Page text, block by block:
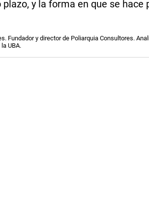
y la forma en que se
Fundador y director de Poliarquia Consultores.
UBA.